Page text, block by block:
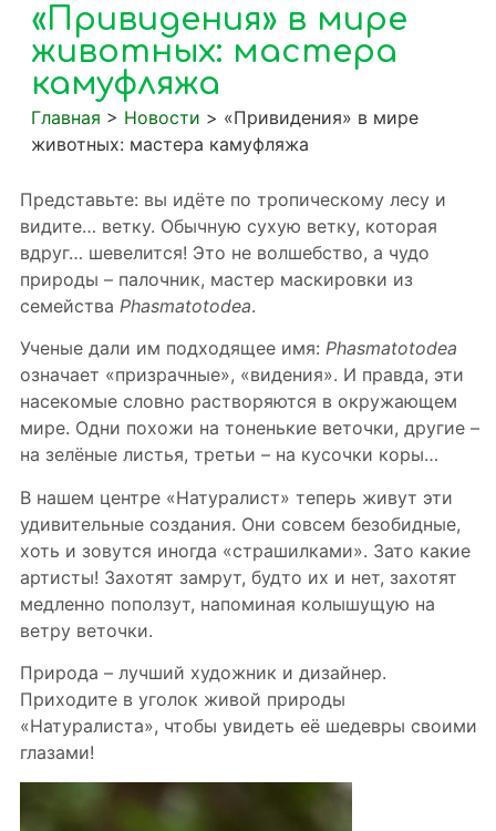
«Привидения» в мире
животных: мастера
камуфляжа
Главная > Новости > «Привидения» в мире
животных: мастера камуфляжа
Представьте: вы идёте по тропическому лесу и
видите… ветку. Обычную сухую ветку, которая
вдруг… шевелится! Это не волшебство, а чудо
природы – палочник, мастер маскировки из
семейства Phasmatotodea.
Ученые дали им подходящее имя: Phasmatotodea
означает «призрачные», «видения». И правда, эти
насекомые словно растворяются в окружающем
мире. Одни похожи на тоненькие веточки, другие –
на зелёные листья, третьи – на кусочки коры…
В нашем центре «Натуралист» теперь живут эти
удивительные создания. Они совсем безобидные,
хоть и зовутся иногда «страшилками». Зато какие
артисты! Захотят замрут, будто их и нет, захотят
медленно поползут, напоминая колышущую на
ветру веточки.
Природа – лучший художник и дизайнер.
Приходите в уголок живой природы
«Натуралиста», чтобы увидеть её шедевры своими
глазами!